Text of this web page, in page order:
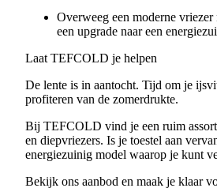
Overweeg een moderne
een upgrade naar een
Laat TEFCOLD je helpen
De lente is in aantocht. Tijd om je
profiteren van de zomerdrukte.
Bij TEFCOLD vind je een ruim
en diepvriezers. Is je toestel aan
energiezuinig model waarop je kunt
Bekijk ons aanbod en maak je klaar